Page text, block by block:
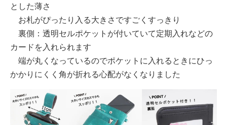
とした薄さ
お札がぴったり入る大きさですごくすっきり
裏側：透明セルポケットが付いていて定期入れなどの
カードを入れられます
端が丸くなっているのでポケットに入れるときにひっ
かかりにくく角が折れる心配がなくなりました